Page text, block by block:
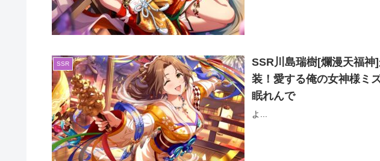
SSR
SSR川島瑞樹[爛漫天福
装！愛する俺の女神様
眠れんで
よ...